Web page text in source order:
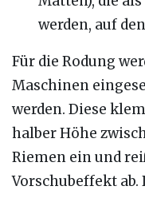
werden, auf
Für die Rodung
Maschinen
werden. Diese
halber Höhe
Riemen ein und
Vorschubeffekt ab.